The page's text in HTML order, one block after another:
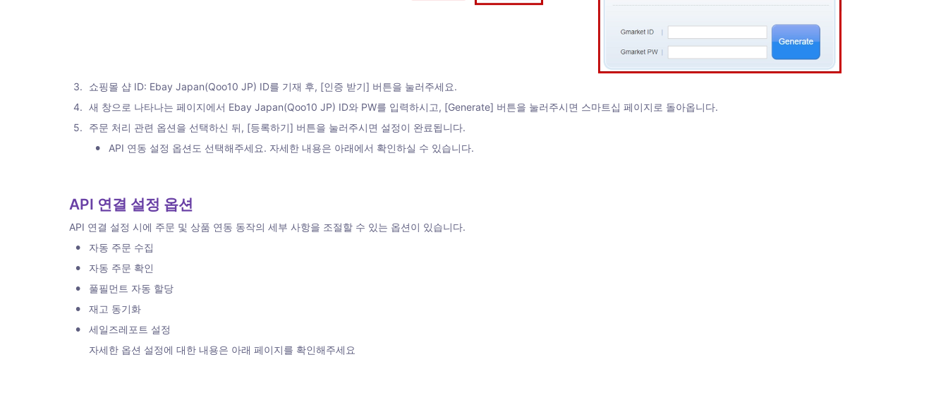
3.
쇼핑몰 샵 ID: Ebay Japan(Qoo10 JP) ID를 기재 후, [인증 받기] 버튼을 눌러주세요.
4. 새 창으로 나타나는 페이지에서 Ebay Japan(Qoo10 JP) ID와 PW를 입력하시고, [Generate] 버튼을 눌러주시면 스마트십 페이지로 돌아옵니다.
5. 주문 처리 관련 옵션을 선택하신 뒤, [등록하기] 버튼을 눌러주시면 설정이 완료됩니다.
• API 연동 설정 옵션도 선택해주세요. 자세한 내용은 아래에서 확인하실 수 있습니다.
API 연결 설정 옵션
API 연결 설정 시에 주문 및 상품 연동 동작의 세부 사항을 조절할 수 있는 옵션이 있습니다.
• 자동 주문 수집
• 자동 주문 확인
• 풀필먼트 자동 할당
• 재고 동기화
•
세일즈레포트 설정
자세한 옵션 설정에 대한 내용은 아래 페이지를 확인해주세요